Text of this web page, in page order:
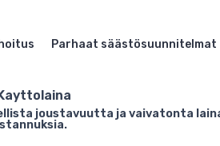
Parhaat säästösuunnitelmat
joustavuutta ja vaivatonta